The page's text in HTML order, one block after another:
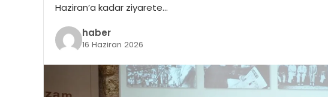
Haziran’a kadar ziyarete…
haber
16 Haziran 2026